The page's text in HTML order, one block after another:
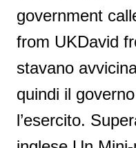
government
from UKDavid
stavano
quindi il
l’esercito.